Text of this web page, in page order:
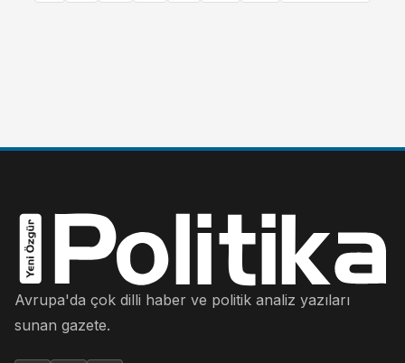
Avrupa'da çok dilli haber ve politik analiz yazıları
sunan gazete.